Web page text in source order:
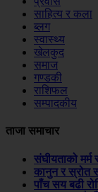
साहित्य र कला
ब्लग
स्वास्थ्य
खेलकुद
समाज
गण्डकी
राशिफल
सम्पादकीय
ताजा समाचार
संघीयताको मर्म
कानुन र स्रोत
पाँच सय बढी